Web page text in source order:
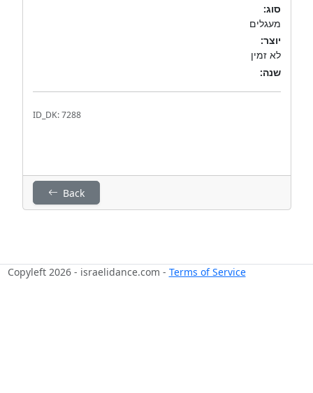
סוג:
מעגלים
יוצר:
לא זמין
שנה:
ID_DK: 7288
Back
Copyleft 2026 - israelidance.com - Terms of Service